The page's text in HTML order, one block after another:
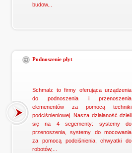
budow...
Podnoszenie płyt
Schmalz to firmy oferująca urządzenia
do podnoszenia i przenoszenia
elemenentów za pomocą techniki
podciśnieniowej. Nasza działaność dzieli
się na 4 segementy: systemy do
przenoszenia, systemy do mocowania
za pomocą podciśnienia, chwyatki do
robotów,...